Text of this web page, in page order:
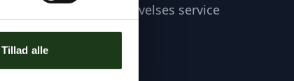
Tillad alle
Om Begravelses service